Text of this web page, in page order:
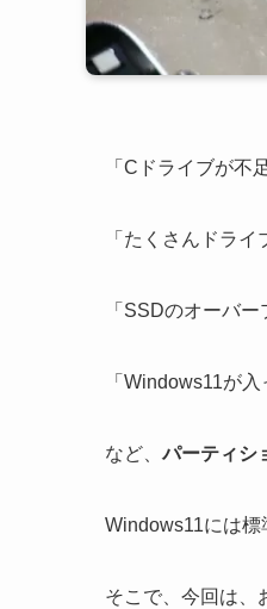
「Cドライブが不
「たくさんドラ
「SSDのオーバ
「Windows11が
など、パーティシ
Windows11には標
そこで、今回は、